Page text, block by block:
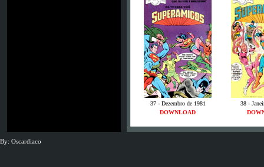
37 - Dezembro de 1981
38 -
DOWNLOAD
By: Oscardiaco